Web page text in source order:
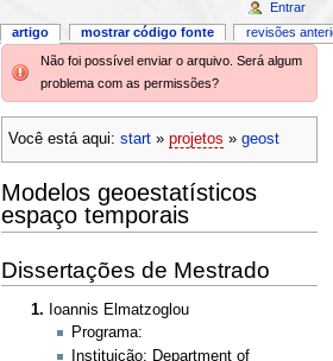
Não foi possível enviar o arquivo. Será algum
problema com as permissões?
Você está aqui: start» projetos » geost
Modelos geoestatísticos
espaço temporais
Dissertações de Mestrado
Ioannis Elmatzoglou
Programa:
Instituição: Department of
artigo mostrar código fonte revisões
Entrar